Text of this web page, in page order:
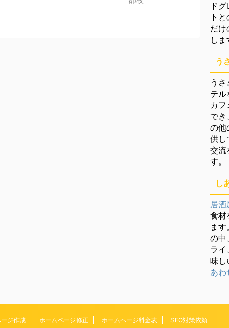
ド
ト
だけ
しま
う
うさ
テル
カ
でき
の他
供し
交流
す。
し
居
食材
ま
の中
ライ
味し
あわ
ジ作成 ホームページ修正 ホームページ料金表 SEO対策依頼